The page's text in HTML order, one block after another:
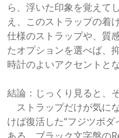
ら、浮いた印象を覚えて
え、このストラップの着
仕様のストラップや、質
たオプションを選べば、
時計のよいアクセントと
結論：じっくり見ると、
ストラップだけが気に
けば復活した“フジツボ